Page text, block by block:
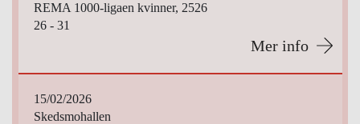
REMA 1000-ligaen kvinner, 2526
26 - 31
Mer info
15/02/2026
Skedsmohallen